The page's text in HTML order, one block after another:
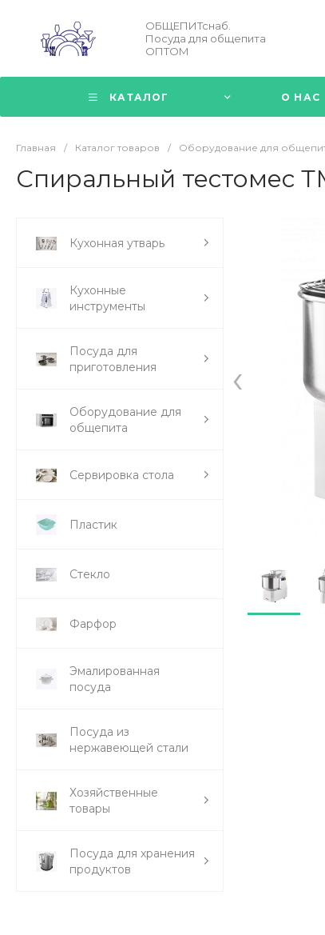
ОБЩЕПИТснаб.
Посуда для общепита
ОПТОМ
КАТАЛОГ О НАС
Главная / Каталог товаров / Оборудование для
Спиральный тестомес
Кухонная утварь
Кухонные
инструменты
Посуда для
приготовления
Оборудование для
общепита
Сервировка стола
Пластик
Стекло
Фарфор
Эмалированная
посуда
Посуда из
нержавеющей стали
Хозяйственные
товары
Посуда для хранения
продуктов
‹